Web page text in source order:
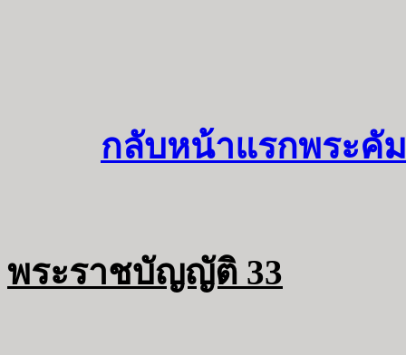
กลับหน้าแรกพระคั
พระราชบัญญัติ 33